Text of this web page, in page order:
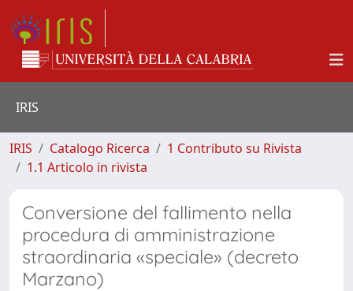
IRIS
IRIS Catalogo Ricerca
1 Contributo su Rivista
1.1 Articolo in rivista
Conversione del fallimento nella
procedura di amministrazione
straordinaria «speciale» (decreto
Marzano)